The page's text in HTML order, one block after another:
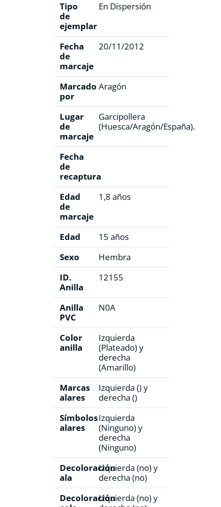
Tipo
de
ejemplar
En Dispersión
Fecha
de
marcaje
20/11/2012
Marcado
por
Aragón
Lugar
de
marcaje
Garcipollera
(Huesca/Aragón/España).
Fecha
de
recaptura
Edad
de
marcaje
1,8 años
Edad
15 años
Sexo
Hembra
ID.
Anilla
12155
Anilla
PVC
N0A
Color
anilla
Izquierda
(Plateado) y
derecha
(Amarillo)
Marcas
alares
Izquierda () y
derecha ()
Símbolos
alares
Izquierda
(Ninguno) y
derecha
(Ninguno)
Decoloración
ala
Izquierda (no) y
derecha (no)
DecoloraciónIzquierda (no) y